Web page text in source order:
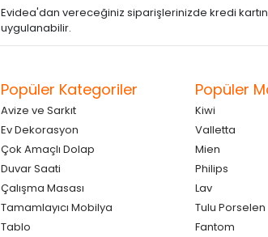
Evidea'dan vereceğiniz siparişlerinizde kredi
uygulanabilir.
Popüler Kategoriler
Avize ve Sarkıt
Ev Dekorasyon
Çok Amaçlı Dolap
Duvar Saati
Çalışma Masası
Tamamlayıcı Mobilya
Tablo
Popüler
Kiwi
Valletta
Mien
Philips
Lav
Tulu Porselen
Fantom